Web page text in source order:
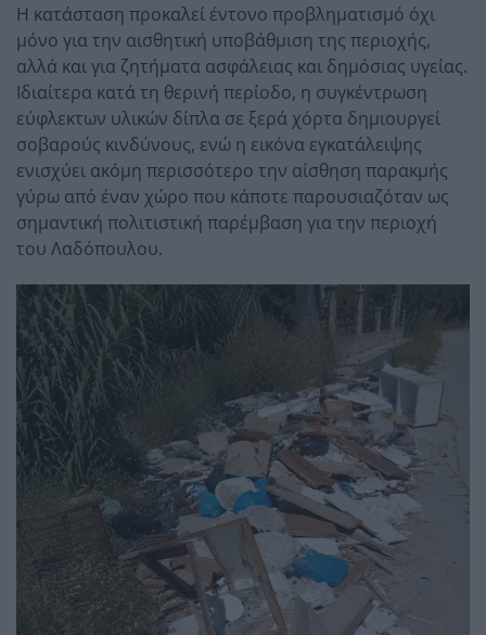
Η κατάσταση προκαλεί έντονο προβληματισμό όχι
μόνο για την αισθητική υποβάθμιση της περιοχής,
αλλά και για ζητήματα ασφάλειας και δημόσιας υγείας.
Ιδιαίτερα κατά τη θερινή περίοδο, η συγκέντρωση
εύφλεκτων υλικών δίπλα σε ξερά χόρτα δημιουργεί
σοβαρούς κινδύνους, ενώ η εικόνα εγκατάλειψης
ενισχύει ακόμη περισσότερο την αίσθηση παρακμής
γύρω από έναν χώρο που κάποτε παρουσιαζόταν ως
σημαντική πολιτιστική παρέμβαση για την περιοχή
του Λαδόπουλου.